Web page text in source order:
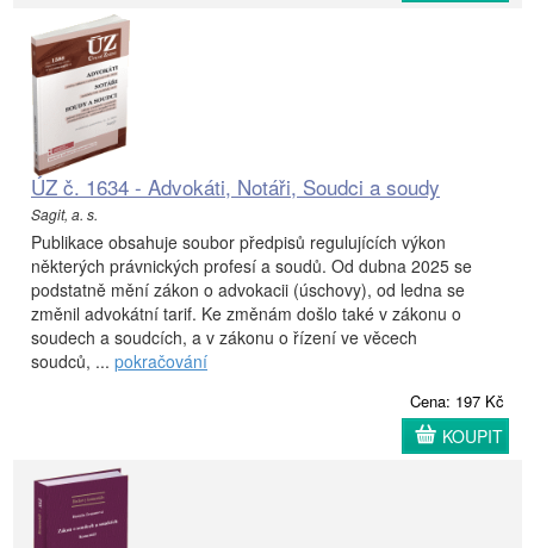
ÚZ č. 1634 - Advokáti, Notáři, Soudci a soudy
Sagit, a. s.
Publikace obsahuje soubor předpisů regulujících výkon
některých právnických profesí a soudů. Od dubna 2025 se
podstatně mění zákon o advokacii (úschovy), od ledna se
změnil advokátní tarif. Ke změnám došlo také v zákonu o
soudech a soudcích, a v zákonu o řízení ve věcech
soudců, ... pokračování
Cena: 197 Kč
KOUPIT